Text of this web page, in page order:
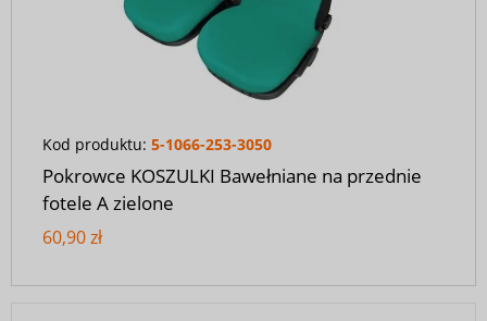
Kod produktu: 5-1066-253-3050
Pokrowce KOSZULKI Bawełniane na przednie
fotele A zielone
60,90 zł